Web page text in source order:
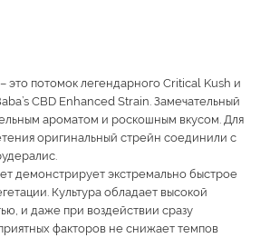
это потомок легендарного Critical Kush и
CBD Enhanced Strain. Замечательный
ароматом и роскошным вкусом. Для
оригинальный стрейн соединили с
демонстрирует экстремально быстрое
Культура обладает высокой
и даже при воздействии сразу
факторов не снижает темпов